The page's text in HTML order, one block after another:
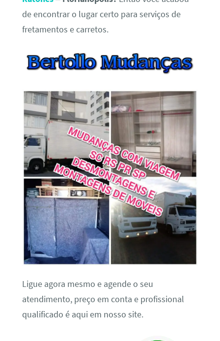
de encontrar o lugar certo para serviços de
fretamentos e carretos.
Ligue agora mesmo e agende o seu
atendimento, preço em conta e profissional
qualificado é aqui em nosso site.